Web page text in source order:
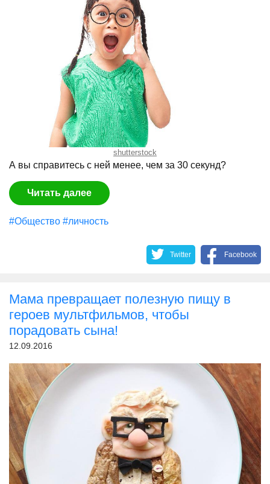
shutterstock
А вы справитесь с ней менее, чем за 30 секунд?
Читать далее
#Общество #личность
Twitter Facebook
Мама превращает полезную пищу в
героев мультфильмов, чтобы
порадовать сына!
12.09.2016